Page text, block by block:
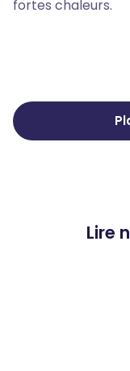
fortes chaleurs.
Lire